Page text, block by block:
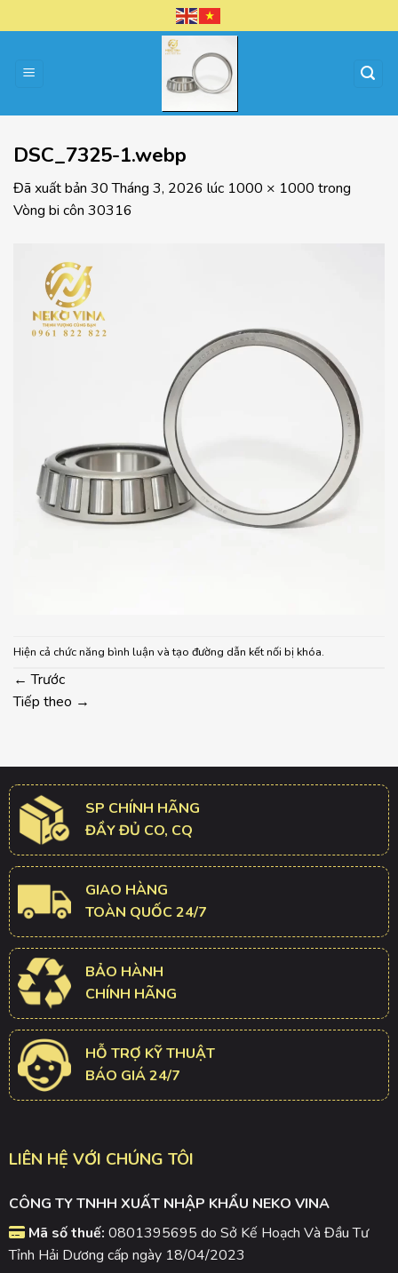
đến
dung
DSC_7325-1.webp
Đã xuất bản 30 Tháng 3, 2026 lúc 1000 × 1000 trong
Vòng bi côn 30316
Hiện cả chức năng bình luận và tạo đường dẫn kết nối bị khóa.
← Trước
Tiếp theo →
SP CHÍNH HÃNG
ĐẦY ĐỦ CO, CQ
GIAO HÀNG
TOÀN QUỐC 24/7
BẢO HÀNH
CHÍNH HÃNG
HỖ TRỢ KỸ THUẬT
BÁO GIÁ 24/7
LIÊN HỆ VỚI CHÚNG TÔI
CÔNG TY TNHH XUẤT NHẬP KHẨU NEKO VINA
Mã số thuế: 0801395695 do Sở Kế Hoạch Và Đầu Tư
Tỉnh Hải Dương cấp ngày 18/04/2023